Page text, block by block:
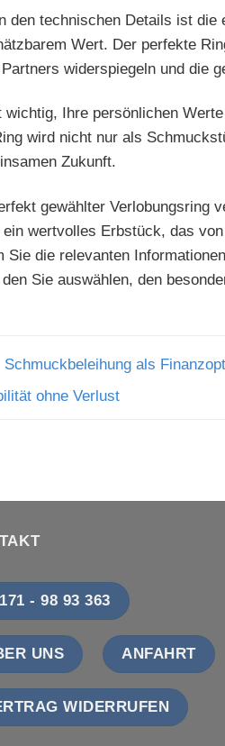
den technischen Details ist die
Wert. Der perfekte
widerspiegeln und die
wichtig, Ihre persönlichen
wird nicht nur als
Zukunft.
gewählter Verlobungsring
ein wertvolles Erbstück, das
Sie die relevanten
Sie auswählen, den
Schmuckbeleihung als
ohne Verlust
- 98 93 363
UNS ANFAHRT
WIDERRUFEN